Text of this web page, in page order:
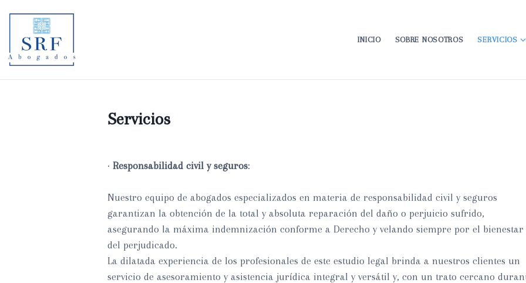
r
INICIO SOBRE NOSOTROS SERVICIOS
ú
Servicios
· Responsabilidad civil y seguros:
Nuestro equipo de abogados especializados en materia de responsabilidad civil y seguros
garantizan la obtención de la total y absoluta reparación del daño o perjuicio sufrido,
asegurando la máxima indemnización conforme a Derecho y velando siempre por el bienestar
del perjudicado.
La dilatada experiencia de los profesionales de este estudio legal brinda a nuestros clientes un
servicio de asesoramiento y asistencia jurídica integral y versátil y, con un trato cercano